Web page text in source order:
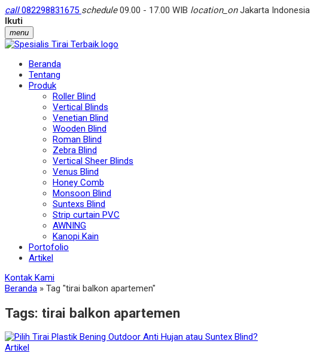
call082298831675 schedule09.00 - 17.00 WIB location_onJakarta Indonesia
Ikuti
menu
Beranda
Tentang
Produk
Roller Blind
Vertical Blinds
Venetian Blind
Wooden Blind
Roman Blind
Zebra Blind
Vertical Sheer Blinds
Venus Blind
Honey Comb
Monsoon Blind
Suntexs Blind
Strip curtain PVC
AWNING
Kanopi Kain
Portofolio
Artikel
Kontak Kami
Beranda » Tag "tirai balkon apartemen"
Tags: tirai balkon apartemen
Artikel